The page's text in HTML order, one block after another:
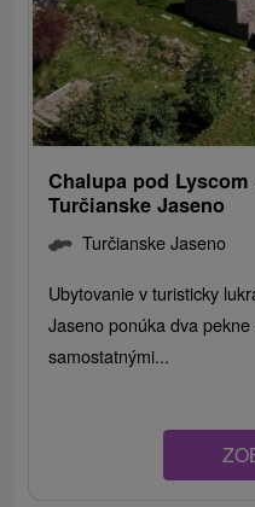
Chalupa pod
Turčianske Jaseno
Turčianske Jaseno
Ubytovanie v turisticky
Jaseno ponúka dva
samostatnými...